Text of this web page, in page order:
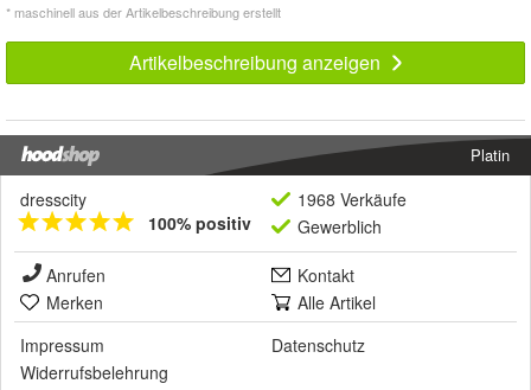
* maschinell aus der Artikelbeschreibung erstellt
Artikelbeschreibung anzeigen
Platin
dresscity
100% positiv
1968 Verkäufe
Gewerblich
Anrufen
Kontakt
Merken
Alle Artikel
Impressum
Datenschutz
Widerrufsbelehrung